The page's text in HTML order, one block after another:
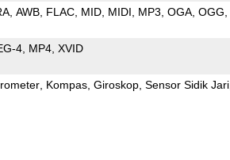
AWB FLAC MID MIDI MP3 OGA OGG
4 MP4 XVID
Kompas Giroskop Sensor Sidik Jari